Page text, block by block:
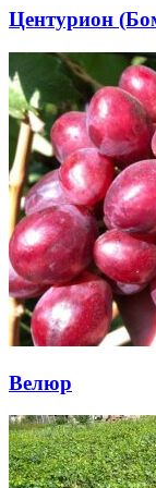
Центурион
Велюр